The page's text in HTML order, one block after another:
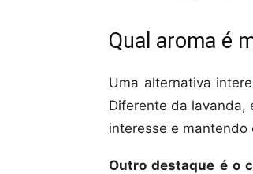
Qual aroma é
Uma alternativa
Diferente da lavanda,
interesse e
Outro destaque é o